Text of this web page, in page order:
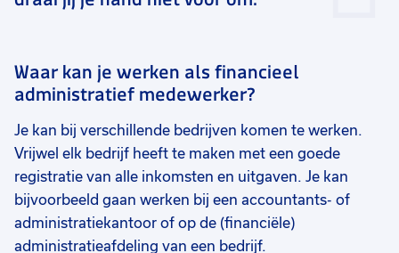
Waar kan je werken als financieel
administratief medewerker?
Je kan bij verschillende bedrijven komen te werken.
Vrijwel elk bedrijf heeft te maken met een goede
registratie van alle inkomsten en uitgaven. Je kan
bijvoorbeeld gaan werken bij een accountants- of
administratiekantoor of op de (financiële)
administratieafdeling van een bedrijf.